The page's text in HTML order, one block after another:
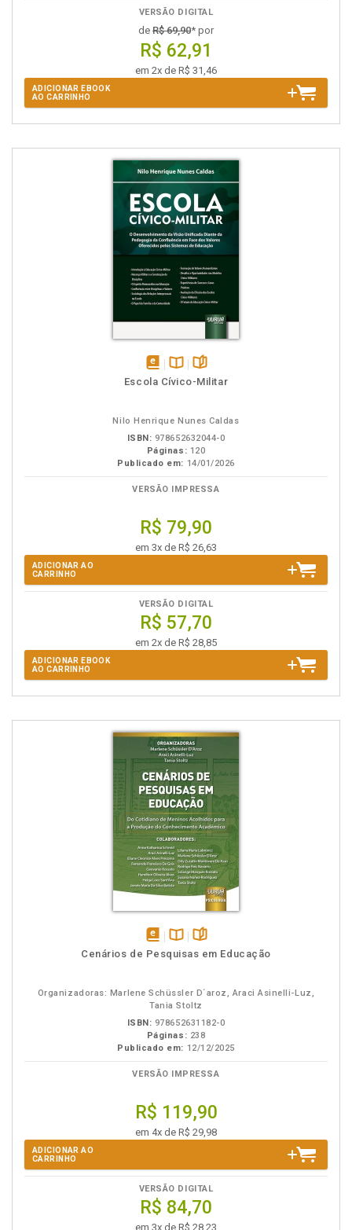
VERSÃO DIGITAL
de R$ 69,90* por
R$ 62,91
em 2x de R$ 31,46
ADICIONAR EBOOK
AO CARRINHO
disponívelDisponível
páginas
Escola Cívico-Militar
Nilo Henrique Nunes Caldas
ISBN: 978652632044-0
Páginas: 120
Publicado em: 14/01/2026
VERSÃO IMPRESSA
R$ 79,90
em 3x de R$ 26,63
ADICIONAR AO
CARRINHO
VERSÃO DIGITAL
R$ 57,70
em 2x de R$ 28,85
ADICIONAR EBOOK
AO CARRINHO
disponível
Disponível
páginas
Cenários de Pesquisas em Educação
Organizadoras: Marlene Schüssler D´aroz, Araci Asinelli-Luz,
Tania Stoltz
ISBN: 978652631182-0
Páginas: 238
Publicado em: 12/12/2025
VERSÃO IMPRESSA
R$ 119,90
em 4x de R$ 29,98
ADICIONAR AO
CARRINHO
VERSÃO DIGITAL
R$ 84,70
em 3x de R$ 28,23